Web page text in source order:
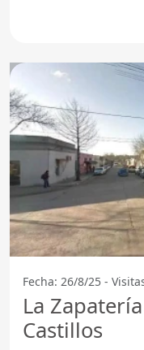
Fecha: 26/8/25 -
La
Castillos